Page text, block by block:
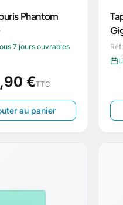
Phantom
7 jours ouvrables
€TTC
au panier